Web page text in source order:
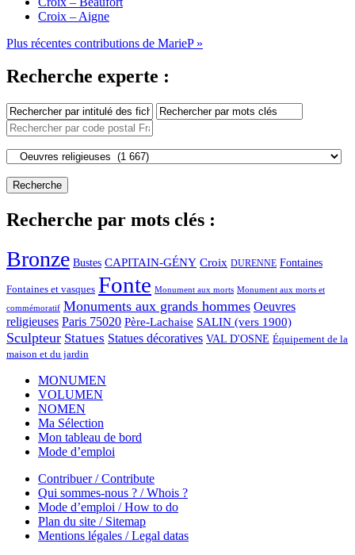
Croix – Aigne
Plus récentes contributions de MarieP »
Recherche experte :
Recherche par mots clés :
Bronze Bustes CAPITAIN-GÉNY Croix DURENNE Fontaines
Fontaines et vasques Fonte Monument aux morts Monument aux morts et
commémoratif Monuments aux grands hommes Oeuvres
religieuses Paris 75020 Père-Lachaise SALIN (vers 1900)
Sculpteur Statues Statues décoratives VAL D'OSNE Équipement de la
maison et du jardin
MONUMEN
VOLUMEN
NOMEN
Ma Sélection
Mon tableau de bord
Mode d’emploi
Contribuer / Contribute
Qui sommes-nous ? / Whois ?
Mode d’emploi / How to do
Plan du site / Sitemap
Mentions légales / Legal datas